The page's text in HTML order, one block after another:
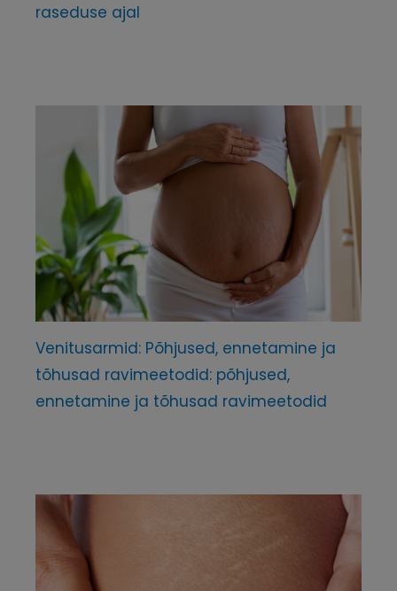
raseduse ajal
Venitusarmid: Põhjused, ennetamine ja
tõhusad ravimeetodid: põhjused,
ennetamine ja tõhusad ravimeetodid